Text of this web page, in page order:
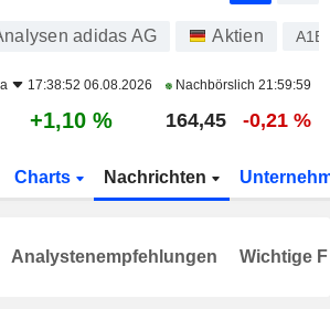
adidas AG Aktien
17:38:52 06.08.2026 Nachbörslich 21:59:59
+1,10 % 164,45 -0,21 %
Charts Nachrichten
Analystenempfehlungen Wichtige